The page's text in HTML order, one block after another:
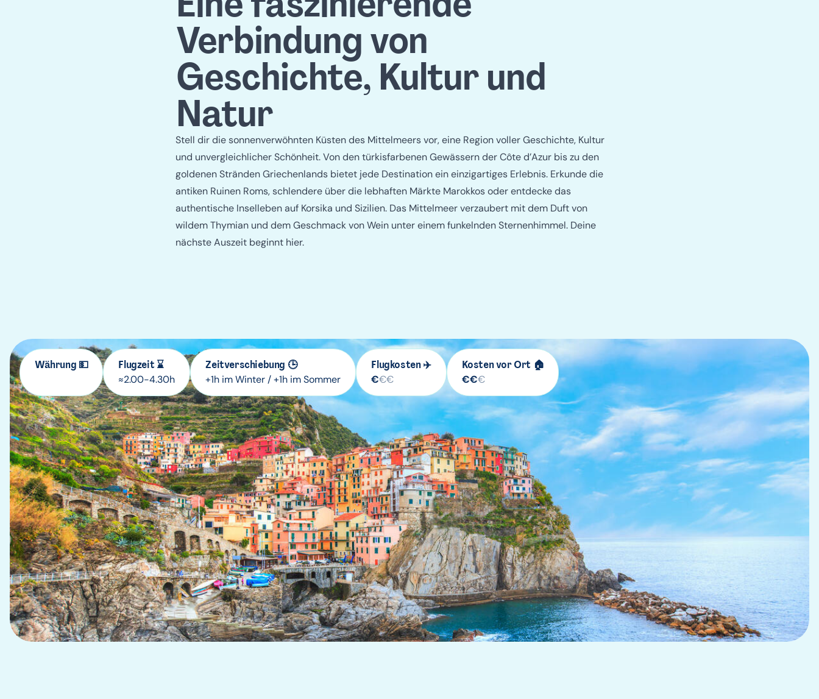
Verbindung von
Geschichte, Kultur und
Natur
Stell dir die sonnenverwöhnten Küsten des Mittelmeers vor, eine Region voller Geschichte, Kultur
und unvergleichlicher Schönheit. Von den türkisfarbenen Gewässern der Côte d’Azur bis zu den
goldenen Stränden Griechenlands bietet jede Destination ein einzigartiges Erlebnis. Erkunde die
antiken Ruinen Roms, schlendere über die lebhaften Märkte Marokkos oder entdecke das
authentische Inselleben auf Korsika und Sizilien. Das Mittelmeer verzaubert mit dem Duft von
wildem Thymian und dem Geschmack von Wein unter einem funkelnden Sternenhimmel. Deine
nächste Auszeit beginnt hier.
Währung 💵
Flugzeit ⌛
≈2.00-4.30h
Zeitverschiebung 🕒
+1h im Winter / +1h im Sommer
Flugkosten ✈️
€€€
Kosten vor Ort 🏠
€€€